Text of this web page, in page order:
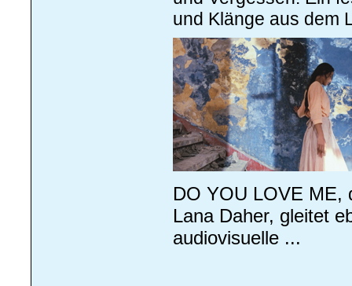
und Klänge aus dem
DO YOU LOVE ME,
Lana Daher, gleitet
audiovisuelle ...